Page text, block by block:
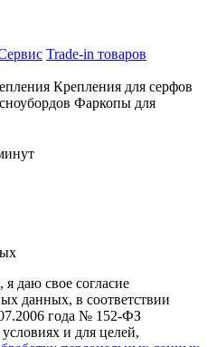
Trade-in товаров
Крепления для серфов
Фаркопы для
даю свое согласие
данных, в соответствии
года № 152-ФЗ
и для целей,